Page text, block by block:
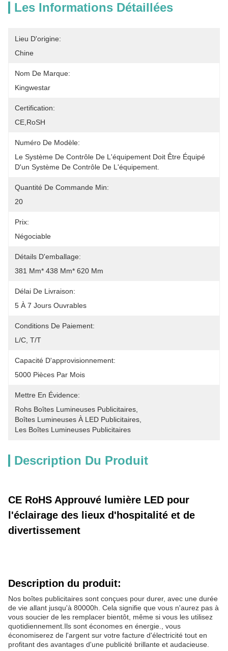
Les Informations Détaillées
Lieu D'origine:
Chine
Nom De Marque:
Kingwestar
Certification:
CE,RoSH
Numéro De Modèle:
Le Système De Contrôle De L'équipement Doit Être Équipé
D'un Système De Contrôle De L'équipement.
Quantité De Commande Min:
20
Prix:
Négociable
Détails D'emballage:
381 Mm* 438 Mm* 620 Mm
Délai De Livraison:
5 À 7 Jours Ouvrables
Conditions De Paiement:
L/C, T/T
Capacité D'approvisionnement:
5000 Pièces Par Mois
Mettre En Évidence:
Rohs Boîtes Lumineuses Publicitaires
Boîtes Lumineuses À LED Publicitaires
Les Boîtes Lumineuses Publicitaires
Description Du Produit
CE RoHS Approuvé lumière LED pour
l'éclairage des lieux d'hospitalité et de
divertissement
Description du produit:
Nos boîtes publicitaires sont conçues pour durer, avec une durée
de vie allant jusqu'à 80000h. Cela signifie que vous n'aurez pas à
vous soucier de les remplacer bientôt, même si vous les utilisez
quotidiennement.Ils sont économes en énergie., vous
économiserez de l'argent sur votre facture d'électricité tout en
profitant des avantages d'une publicité brillante et audacieuse.